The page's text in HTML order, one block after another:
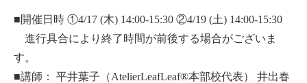
■開催日時 ①4/17 (木) 14:00-15:30 ②4/19 (土) 14:00-15:30
進行具合により終了時間が前後する場合がございま
す。
■講師： 平井葉子（AtelierLeafLeaf®本部校代表） 井出春